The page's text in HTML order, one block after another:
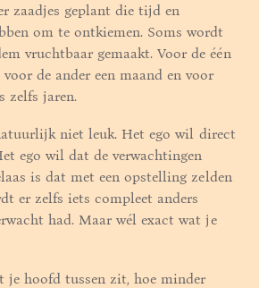
zaadjes geplant die tijd en
om te ontkiemen. Soms wordt
vruchtbaar gemaakt. Voor de één
de ander een maand en voor
zelfs jaren.
niet leuk. Het ego wil direct
ego wil dat de verwachtingen
is dat met een opstelling zelden
er zelfs iets compleet anders
had. Maar wél exact wat je
je hoofd tussen zit, hoe minder